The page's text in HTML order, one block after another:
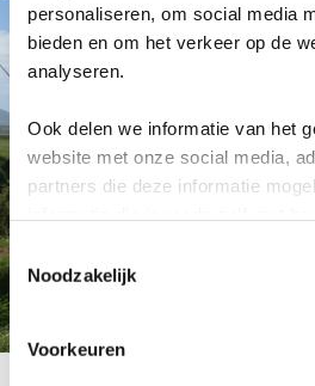
personaliseren, om social media
bieden en om het verkeer op de
analyseren.
Ook delen we informatie van het
website met onze social media,
partners die deze informatie
C
n
s
Noodzakelijk
Voorkeuren